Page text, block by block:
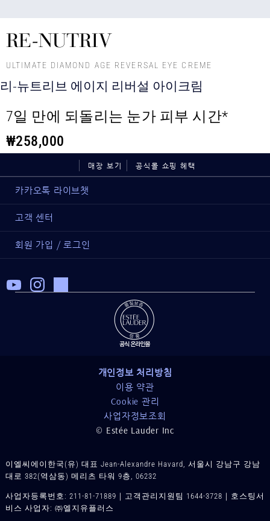
RE-NUTRIV
ULTIMATE DIAMOND AGE REVERSAL EYE CREME
리-뉴트리브 에이지 리버설 아이크림
7일 만에 되돌리는 눈가 피부 시간​*
₩258,000
매장 보기 공식몰 쇼핑 혜택
카카오톡 라이브챗
고객 센터
회원 가입 / 로그인
개인정보 처리방침
이용 약관
Cookie 관리
사업자정보조회
© Estée Lauder Inc
이엘씨에이한국(유) 대표 Jean-Alexandre Havard, 서울시 강남구 강남
대로 382(역삼동) 메리츠 타워 9층, 06232
사업자등록번호: 211-81-71889｜고객관리지원팀 1644-3728｜호스팅서
비스 사업자: ㈜엘지유플러스